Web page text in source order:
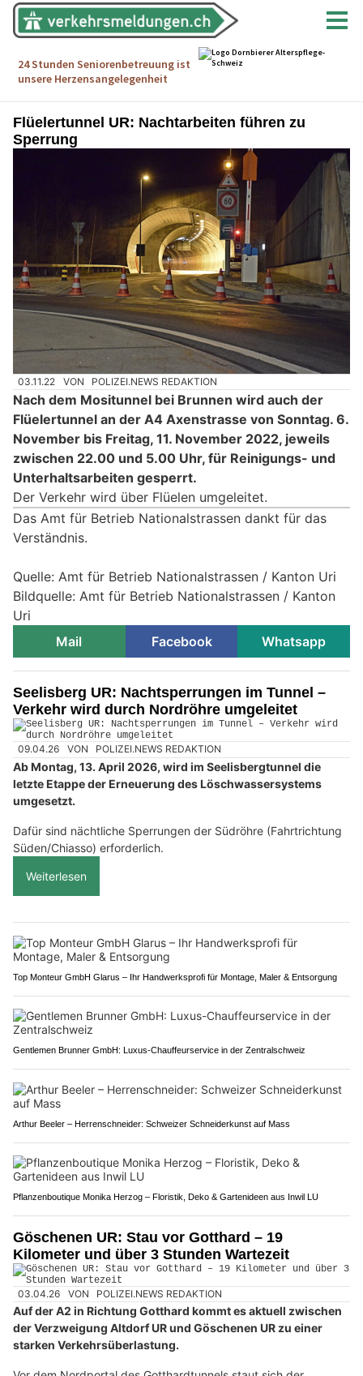
Flüelertunnel UR: Nachtarbeiten führen zu
Sperrung
03.11.22 VON POLIZEI.NEWS REDAKTION
Nach dem Mositunnel bei Brunnen wird auch der
Flüelertunnel an der A4 Axenstrasse von Sonntag. 6.
November bis Freitag, 11. November 2022, jeweils
zwischen 22.00 und 5.00 Uhr, für Reinigungs- und
Unterhaltsarbeiten gesperrt.
Der Verkehr wird über Flüelen umgeleitet.
Das Amt für Betrieb Nationalstrassen dankt für das
Verständnis.
Quelle: Amt für Betrieb Nationalstrassen / Kanton Uri
Bildquelle: Amt für Betrieb Nationalstrassen / Kanton
Uri
Mail
Facebook Whatsapp
Seelisberg UR: Nachtsperrungen im Tunnel –
Verkehr wird durch Nordröhre umgeleitet
09.04.26 VON POLIZEI.NEWS REDAKTION
Ab Montag, 13. April 2026, wird im Seelisbergtunnel die
letzte Etappe der Erneuerung des Löschwassersystems
umgesetzt.
Dafür sind nächtliche Sperrungen der Südröhre (Fahrtrichtung
Süden/Chiasso) erforderlich.
Weiterlesen
Top Monteur GmbH Glarus – Ihr Handwerksprofi für Montage, Maler & Entsorgung
Gentlemen Brunner GmbH: Luxus-Chauffeurservice in der Zentralschweiz
Arthur Beeler – Herrenschneider: Schweizer Schneiderkunst auf Mass
Pflanzenboutique Monika Herzog – Floristik, Deko & Gartenideen aus Inwil LU
Göschenen UR: Stau vor Gotthard – 19
Kilometer und über 3 Stunden Wartezeit
03.04.26 VON POLIZEI.NEWS REDAKTION
Auf der A2 in Richtung Gotthard kommt es aktuell zwischen
der Verzweigung Altdorf UR und Göschenen UR zu einer
starken Verkehrsüberlastung.